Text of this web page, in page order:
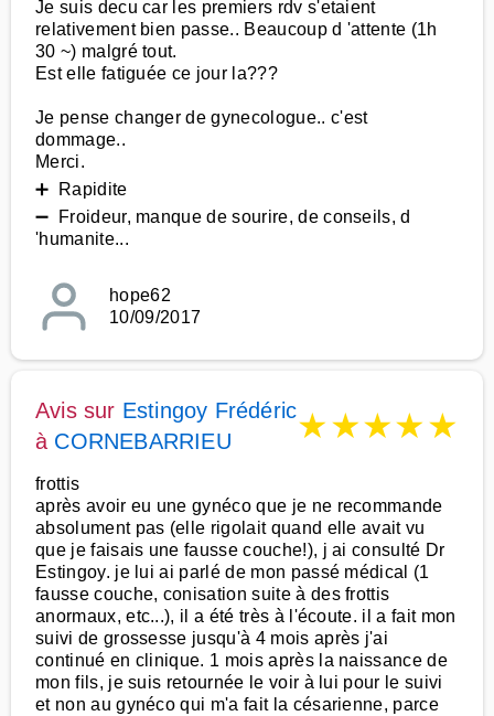
Je suis decu car les premiers rdv s'etaient
relativement bien passe.. Beaucoup d 'attente (1h
30 ~) malgré tout.
Est elle fatiguée ce jour la???
Je pense changer de gynecologue.. c'est
dommage..
Merci.
➕ Rapidite
➖ Froideur, manque de sourire, de conseils, d
'humanite...
hope62
10/09/2017
Avis sur Estingoy Frédéric
à CORNEBARRIEU ★★★★★
frottis
après avoir eu une gynéco que je ne recommande
absolument pas (elle rigolait quand elle avait vu
que je faisais une fausse couche!), j ai consulté Dr
Estingoy. je lui ai parlé de mon passé médical (1
fausse couche, conisation suite à des frottis
anormaux, etc...), il a été très à l'écoute. il a fait mon
suivi de grossesse jusqu'à 4 mois après j'ai
continué en clinique. 1 mois après la naissance de
mon fils, je suis retournée le voir à lui pour le suivi
et non au gynéco qui m'a fait la césarienne, parce